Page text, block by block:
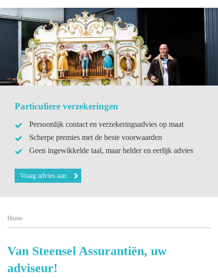
Particuliere verzekeringen
Persoonlijk contact en verzekeringsadvies op maat
Scherpe premies met de beste voorwaarden
Geen ingewikkelde taal, maar helder en eerlijk advies
Vraag advies aan
Home
Van Steensel Assurantiën, uw
adviseur!